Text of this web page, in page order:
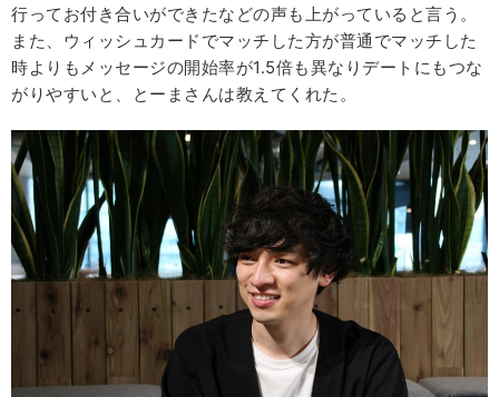
行ってお付き合いができたなどの声も上がっていると言う。
また、ウィッシュカードでマッチした方が普通でマッチした
時よりもメッセージの開始率が1.5倍も異なりデートにもつな
がりやすいと、とーまさんは教えてくれた。